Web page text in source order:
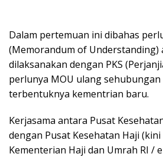
Dalam pertemuan ini dibahas
(Memorandum of Understanding)
dilaksanakan dengan PKS
perlunya MOU ulang sehubungan
terbentuknya kementrian baru.
Kerjasama antara Pusat
dengan Pusat Kesehatan Haji
Kementerian Haji dan Umrah RI /